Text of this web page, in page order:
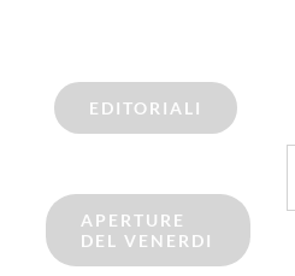
EDITORIALI
APERTURE
DEL VENERDI